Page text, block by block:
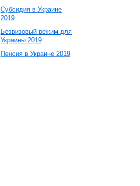
Субсидия в Украине
2019
Безвизовый режим для
Украины 2019
Пенсия в Украине 2019